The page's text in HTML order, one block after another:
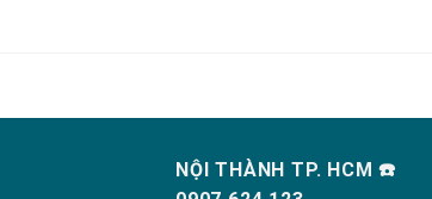
NỘI THÀNH TP. HCM ☎️